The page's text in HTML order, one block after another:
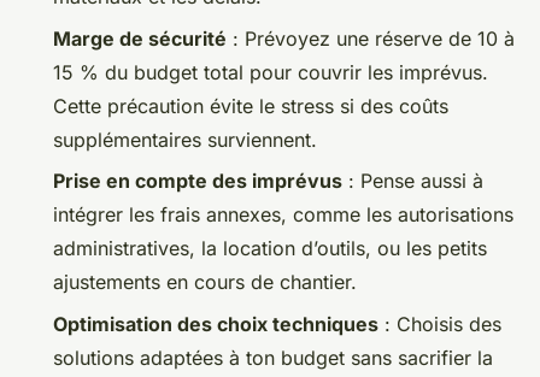
Marge de sécurité : Prévoyez une réserve de 10 à
15 % du budget total pour couvrir les imprévus.
Cette précaution évite le stress si des coûts
supplémentaires surviennent.
Prise en compte des imprévus : Pense aussi à
intégrer les frais annexes, comme les autorisations
administratives, la location d’outils, ou les petits
ajustements en cours de chantier.
Optimisation des choix techniques : Choisis des
solutions adaptées à ton budget sans sacrifier la